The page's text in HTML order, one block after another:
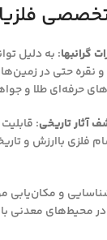
گرانبها: به دلیل
و نقره حتی در
حرفه‌ای طلا و
آثار تاریخی:
باارزش و
و مکان‌یابی
محیط‌های معدنی